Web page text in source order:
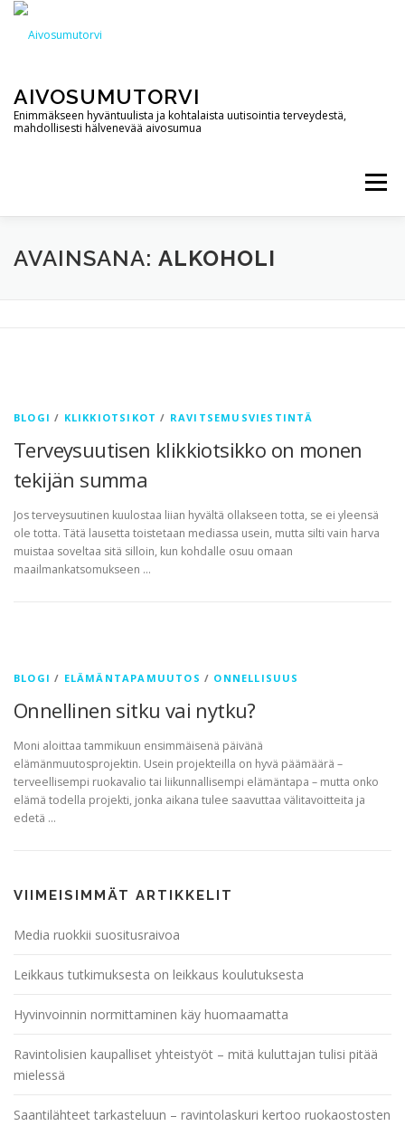
Siirry
AIVOSUMUTORVI
Enimmäkseen hyväntuulista ja kohtalaista uutisointia terveydestä,
mahdollisesti hälvenevää aivosumua
Valikko
AIVOSUMUTORVI PALVELUT YHTEYSTIEDOT
AVAINSANA: ALKOHOLI
BLOGI / KLIKKIOTSIKOT / RAVITSEMUSVIESTINTÄ
Terveysuutisen klikkiotsikko on monen
tekijän summa
Jos terveysuutinen kuulostaa liian hyvältä ollakseen totta, se ei yleensä
ole totta. Tätä lausetta toistetaan mediassa usein, mutta silti vain harva
muistaa soveltaa sitä silloin, kun kohdalle osuu omaan
maailmankatsomukseen …
BLOGI / ELÄMÄNTAPAMUUTOS / ONNELLISUUS
Onnellinen sitku vai nytku?
Moni aloittaa tammikuun ensimmäisenä päivänä
elämänmuutosprojektin. Usein projekteilla on hyvä päämäärä –
terveellisempi ruokavalio tai liikunnallisempi elämäntapa – mutta onko
elämä todella projekti, jonka aikana tulee saavuttaa välitavoitteita ja
edetä …
VIIMEISIMMÄT ARTIKKELIT
Media ruokkii suositusraivoa
Leikkaus tutkimuksesta on leikkaus koulutuksesta
Hyvinvoinnin normittaminen käy huomaamatta
Ravintolisien kaupalliset yhteistyöt – mitä kuluttajan tulisi pitää
mielessä
Saantilähteet tarkasteluun – ravintolaskuri kertoo ruokaostosten